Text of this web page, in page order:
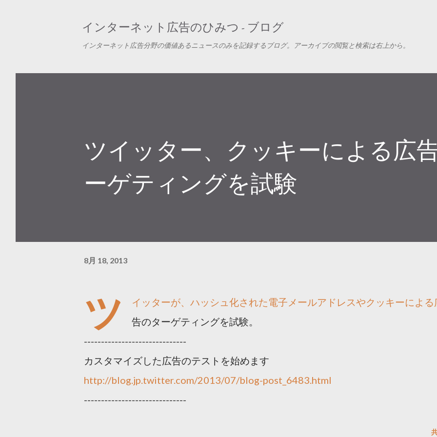
インターネット広告のひみつ - ブログ
インターネット広告分野の価値あるニュースのみを記録するブログ。アーカイブの閲覧と検索は右上から。
ツイッター、クッキーによる広
ーゲティングを試験
8月 18, 2013
ツ
イッターが、ハッシュ化された電子メールアドレスやクッキーによる
告のターゲティングを試験。
------------------------------
カスタマイズした広告のテストを始めます
http://blog.jp.twitter.com/2013/07/blog-post_6483.html
------------------------------